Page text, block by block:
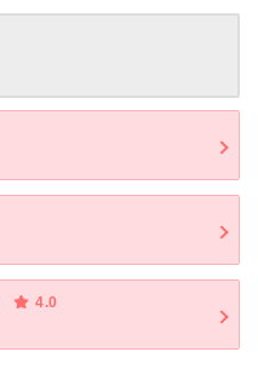
4.0